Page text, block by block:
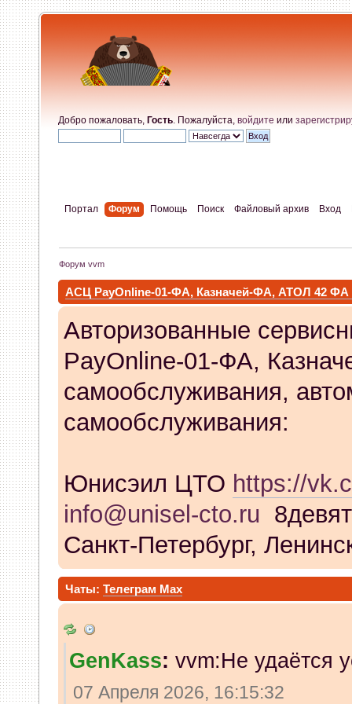
Добро пожаловать, Гость . Пожалуйста, войдите или
Портал Форум Помощь Поиск Файловый архив Вход
Форум vvm
АСЦ PayOnline-01-ФА, Казначей-ФА, АТОЛ 42 ФА
Авторизованные
PayOnline-01-ФА,
самообслуживания,
самообслуживания:
Юнисэил ЦТО https://
info@unisel-cto.ru
Санкт-Петербург,
Чаты:Телеграм Max
GenKass: vvm:Не удаётся
07 Апреля 2026, 16:15:32